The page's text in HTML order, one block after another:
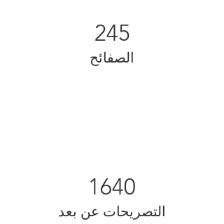
245
الصفائح
1640
التصريحات عن بعد